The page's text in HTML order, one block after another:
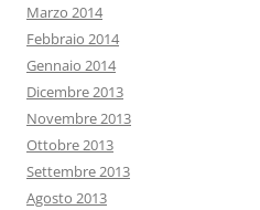
Marzo 2014
Febbraio 2014
Gennaio 2014
Dicembre 2013
Novembre 2013
Ottobre 2013
Settembre 2013
Agosto 2013